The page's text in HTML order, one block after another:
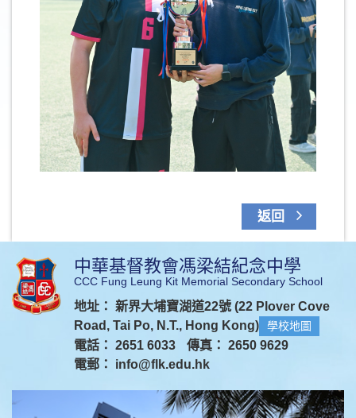
返回
中華基督教會馮梁結紀念中學
CCC Fung Leung Kit Memorial Secondary School
地址： 新界大埔寶湖道22號 (22 Plover Cove
Road, Tai Po, N.T., Hong Kong)
學校地圖
電話： 2651 6033
傳真： 2650 9629
電郵： info@flk.edu.hk